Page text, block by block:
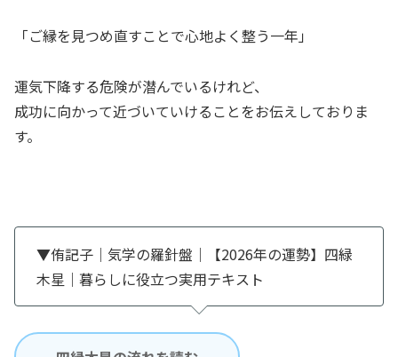
「ご縁を見つめ直すことで心地よく整う一年」
運気下降する危険が潜んでいるけれど、
成功に向かって近づいていけることをお伝えしておりま
す。
▼侑記子｜気学の羅針盤｜【2026年の運勢】四緑
木星｜暮らしに役立つ実用テキスト